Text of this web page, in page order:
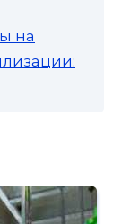
на